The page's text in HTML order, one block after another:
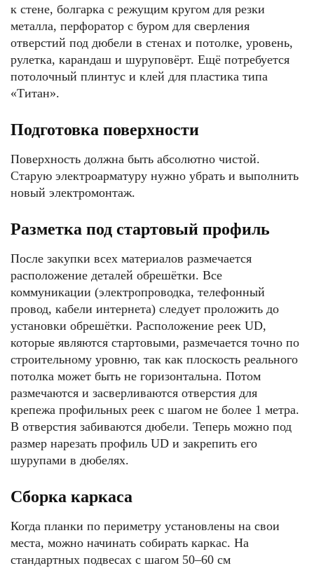
к стене, болгарка с режущим кругом для резки
металла, перфоратор с буром для сверления
отверстий под дюбели в стенах и потолке, уровень,
рулетка, карандаш и шуруповёрт. Ещё потребуется
потолочный плинтус и клей для пластика типа
«Титан».
Подготовка поверхности
Поверхность должна быть абсолютно чистой.
Старую электроарматуру нужно убрать и выполнить
новый электромонтаж.
Разметка под стартовый профиль
После закупки всех материалов размечается
расположение деталей обрешётки. Все
коммуникации (электропроводка, телефонный
провод, кабели интернета) следует проложить до
установки обрешётки. Расположение реек UD,
которые являются стартовыми, размечается точно по
строительному уровню, так как плоскость реального
потолка может быть не горизонтальна. Потом
размечаются и засверливаются отверстия для
крепежа профильных реек с шагом не более 1 метра.
В отверстия забиваются дюбели. Теперь можно под
размер нарезать профиль UD и закрепить его
шурупами в дюбелях.
Сборка каркаса
Когда планки по периметру установлены на свои
места, можно начинать собирать каркас. На
стандартных подвесах с шагом 50–60 см